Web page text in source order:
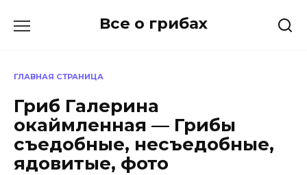
Все о грибах
ГЛАВНАЯ СТРАНИЦА
Гриб Галерина
окаймленная — Грибы
съедобные, несъедобные,
ядовитые, фото